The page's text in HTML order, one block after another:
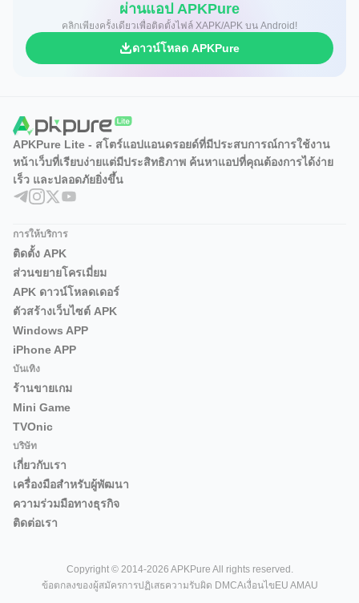
ผ่านแอป APKPure
คลิกเพียงครั้งเดียวเพื่อติดตั้งไฟล์ XAPK/APK บน Android!
ดาวน์โหลด APKPure
APKPure Lite - สโตร์แอปแอนดรอยด์ที่มีประสบการณ์การใช้งาน
หน้าเว็บที่เรียบง่ายแต่มีประสิทธิภาพ ค้นหาแอปที่คุณต้องการได้ง่าย
เร็ว และปลอดภัยยิ่งขึ้น
การให้บริการ
ติดตั้ง APK
ส่วนขยายโครเมี่ยม
APK ดาวน์โหลดเดอร์
ตัวสร้างเว็บไซต์ APK
Windows APP
iPhone APP
บันเทิง
ร้านขายเกม
Mini Game
TVOnic
บริษัท
เกี่ยวกับเรา
เครื่องมือสำหรับผู้พัฒนา
ความร่วมมือทางธุรกิจ
ติดต่อเรา
Copyright © 2014-2026 APKPure All rights reserved.
ข้อตกลงของผู้สมัครการปฏิเสธความรับผิด DMCAเงื่อนไข EU AMAU